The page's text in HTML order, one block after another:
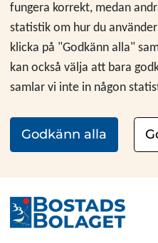
fungera korrekt, medan
statistik om hur du
klicka på "Godkänn alla"
kan också välja att bara
samlar vi inte in någon
Godkänn alla